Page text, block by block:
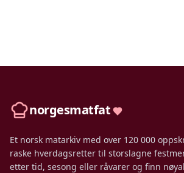
norgesmatfat
Et norsk matarkiv med over 120 000
raske hverdagsretter til storslagne
etter tid, sesong eller råvarer og finn